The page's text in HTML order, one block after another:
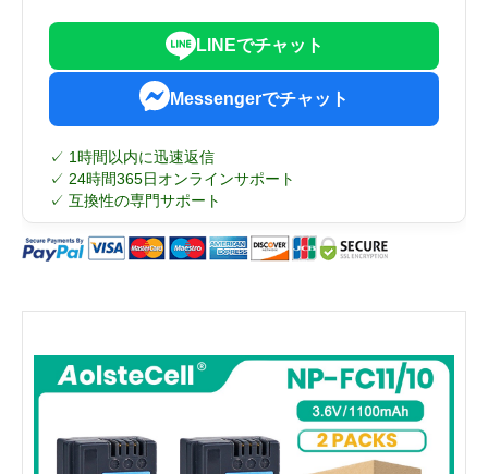
LINEでチャット
Messengerでチャット
✓ 1時間以内に迅速返信
✓ 24時間365日オンラインサポート
✓ 互換性の専門サポート